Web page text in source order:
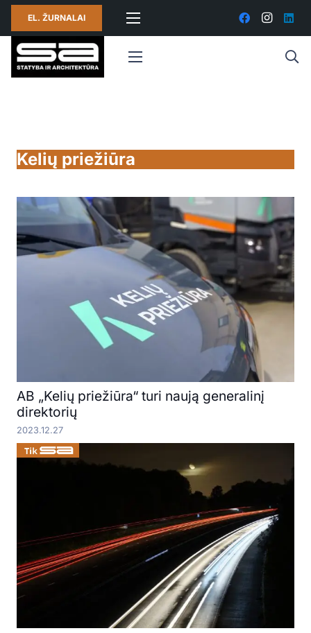
EL. ŽURNALAI
Kelių priežiūra
AB „Kelių priežiūra“ turi naują generalinį
direktorių
2023.12.27